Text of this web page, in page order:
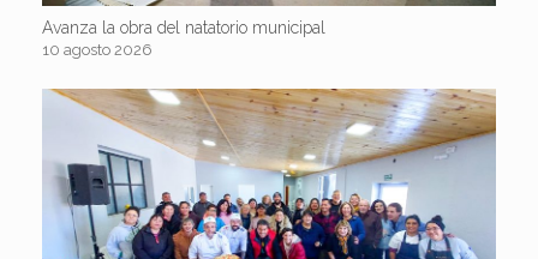
Avanza la obra del natatorio municipal
10 agosto 2026